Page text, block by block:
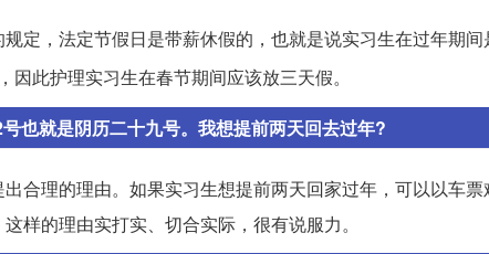
定，法定节假日是带薪休假的，也就是说实习生在过年期
因此护理实习生在春节期间应该放三天假。
也就是阴历二十九号。我想提前两天回去过年?
合理的理由。如果实习生想提前两天回家过年，可以以车
样的理由实打实、切合实际，很有说服力。